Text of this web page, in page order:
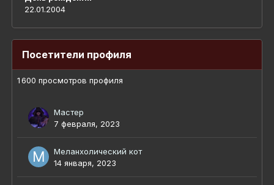
22.01.2004
Посетители профиля
1 600 просмотров профиля
Мастер
7 февраля, 2023
Меланхолический кот
14 января, 2023